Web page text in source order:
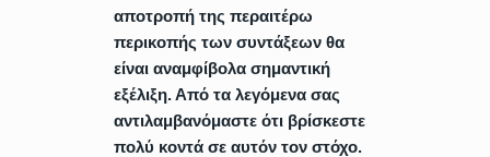
αποτροπή της περαιτέρω
περικοπής των συντάξεων θα
είναι αναμφίβολα σημαντική
εξέλιξη. Από τα λεγόμενα σας
αντιλαμβανόμαστε ότι βρίσκεστε
πολύ κοντά σε αυτόν τον στόχο.